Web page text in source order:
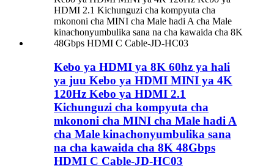
Kebo ya HDMI ya 8K 60hz ya hali
ya juu Kebo ya HDMI MINI ya 4K
120Hz Kebo ya HDMI 2.1
Kichunguzi cha kompyuta cha
mkononi cha MINI cha Male hadi A
cha Male kinachonyumbulika sana
na cha kawaida cha 8K 48Gbps
HDMI C Cable-JD-HC03